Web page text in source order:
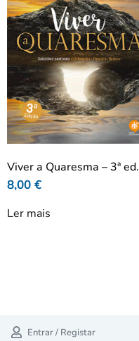
Viver a Quaresma – 3ª ed.
8,00 €
Ler mais
Entrar / Registar